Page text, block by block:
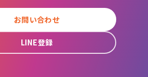
お問い合わせ
LINE登録